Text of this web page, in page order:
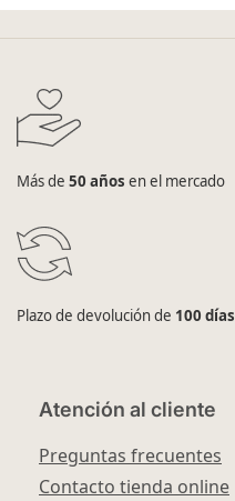
Más de 50 años en el mercado
Plazo de devolución de 100 días
Atención al cliente
Preguntas frecuentes
Contacto tienda online